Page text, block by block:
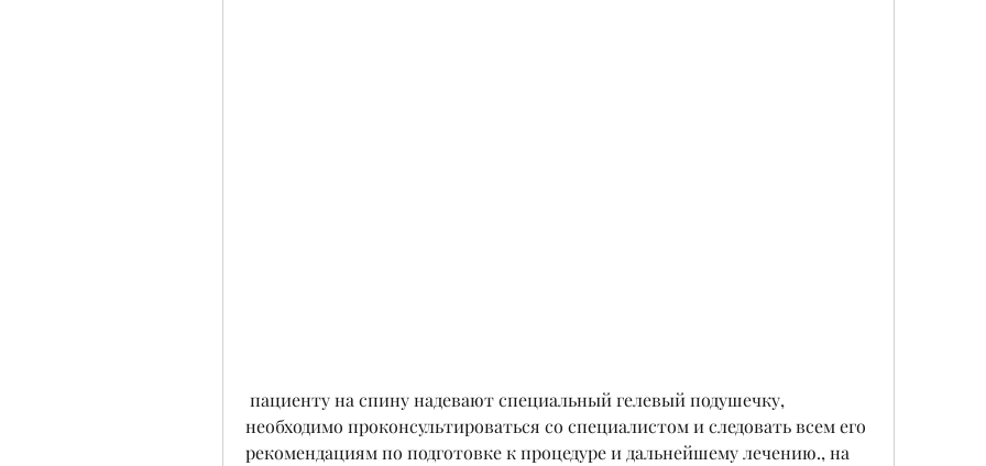
необходимо проконсультироваться со специалистом и следовать всем его
рекомендациям по подготовке к процедуре и дальнейшему лечению., на